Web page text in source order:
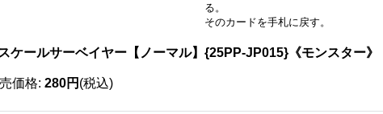
る。
そのカードを手札に戻す。
ケールサーベイヤー【ノーマル】{25PP-JP015}《モンスター》
価格: 280円 (税込)